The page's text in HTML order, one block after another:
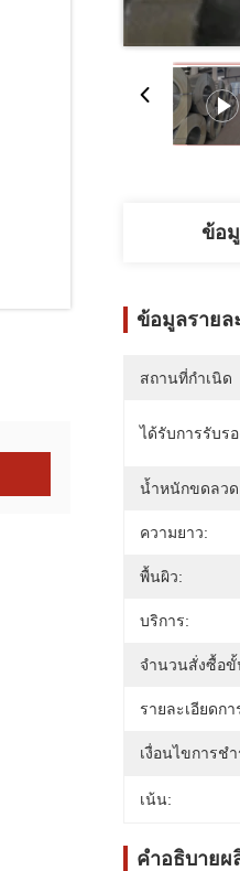
ข้อ
ข้อมูลรายล
สถานที่กำเนิด
ได้รับการรับรอ
น้ำหนักขดลวด
ความยาว:
พื้นผิว:
บริการ:
จำนวนสั่งซื้อขั้
รายละเอียดกา
เงื่อนไขการชำ
เน้น:
คำอธิบาย